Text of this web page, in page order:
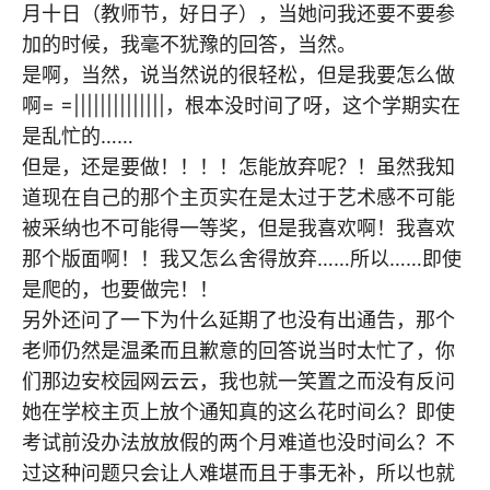
月十日（教师节，好日子），当她问我还要不要参
加的时候，我毫不犹豫的回答，当然。
是啊，当然，说当然说的很轻松，但是我要怎么做
啊= =||||||||||||||，根本没时间了呀，这个学期实在
是乱忙的……
但是，还是要做！！！！怎能放弃呢？！虽然我知
道现在自己的那个主页实在是太过于艺术感不可能
被采纳也不可能得一等奖，但是我喜欢啊！我喜欢
那个版面啊！！我又怎么舍得放弃……所以……即使
是爬的，也要做完！！
另外还问了一下为什么延期了也没有出通告，那个
老师仍然是温柔而且歉意的回答说当时太忙了，你
们那边安校园网云云，我也就一笑置之而没有反问
她在学校主页上放个通知真的这么花时间么？即使
考试前没办法放放假的两个月难道也没时间么？不
过这种问题只会让人难堪而且于事无补，所以也就